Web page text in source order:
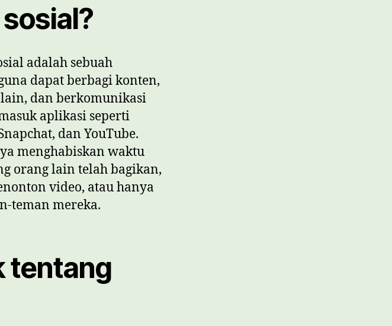
adalah sebuah
dapat berbagi konten,
dan berkomunikasi
aplikasi seperti
dan YouTube.
menghabiskan waktu
orang lain telah bagikan,
video, atau hanya
teman mereka.
tentang